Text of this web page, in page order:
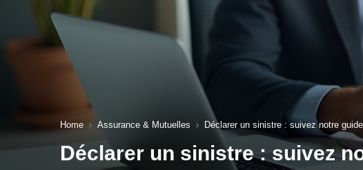
Home Assurance & Mutuelles Déclarer un sinistre : suivez notre
Déclarer un sinistre : suivez